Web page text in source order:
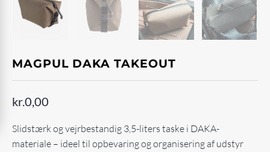
MAGPUL DAKA TAKEOUT
kr.0,00
Slidstærk og vejrbestandig 3,5-liters taske i DAKA-
materiale – ideel til opbevaring og organisering af udstyr